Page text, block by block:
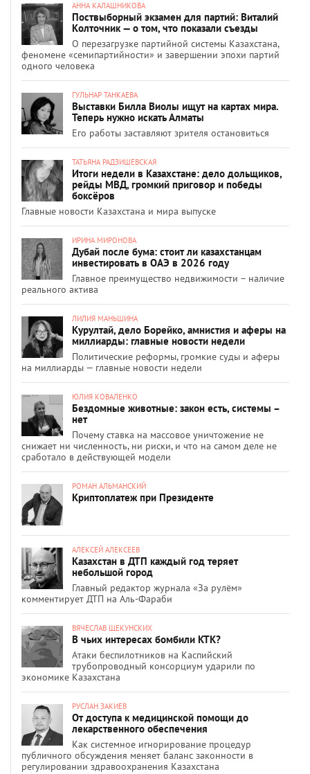
АННА КАЛАШНИКОВА
Поствыборный экзамен для партий: Виталий
Колточник — о том, что показали съезды
О перезагрузке партийной системы Казахстана,
феномене «семипартийности» и завершении эпохи партий
одного человека
ГУЛЬНАР ТАНКАЕВА
Выставки Билла Виолы ищут на картах мира.
Теперь нужно искать Алматы
Его работы заставляют зрителя остановиться
ТАТЬЯНА РАДЗИШЕВСКАЯ
Итоги недели в Казахстане: дело дольщиков,
рейды МВД, громкий приговор и победы
боксёров
Главные новости Казахстана и мира выпуске
ИРИНА МИРОНОВА
Дубай после бума: стоит ли казахстанцам
инвестировать в ОАЭ в 2026 году
Главное преимущество недвижимости – наличие
реального актива
ЛИЛИЯ МАНЬШИНА
Курултай, дело Борейко, амнистия и аферы на
миллиарды: главные новости недели
Политические реформы, громкие суды и аферы
на миллиарды — главные новости недели
ЮЛИЯ КОВАЛЕНКО
Бездомные животные: закон есть, системы –
нет
Почему ставка на массовое уничтожение не
снижает ни численность, ни риски, и что на самом деле не
сработало в действующей модели
РОМАН АЛЬМАНСКИЙ
Криптоплатеж при Президенте
АЛЕКСЕЙ АЛЕКСЕЕВ
Казахстан в ДТП каждый год теряет
небольшой город
Главный редактор журнала «За рулём»
комментирует ДТП на Аль-Фараби
ВЯЧЕСЛАВ ЩЕКУНСКИХ
В чьих интересах бомбили КТК?
Атаки беспилотников на Каспийский
трубопроводный консорциум ударили по
экономике Казахстана
РУСЛАН ЗАКИЕВ
От доступа к медицинской помощи до
лекарственного обеспечения
Как системное игнорирование процедур
публичного обсуждения меняет баланс законности в
регулировании здравоохранения Казахстана